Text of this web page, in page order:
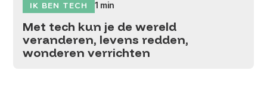
IK BEN TECH 1 min
Met tech kun je de wereld
veranderen, levens redden,
wonderen verrichten